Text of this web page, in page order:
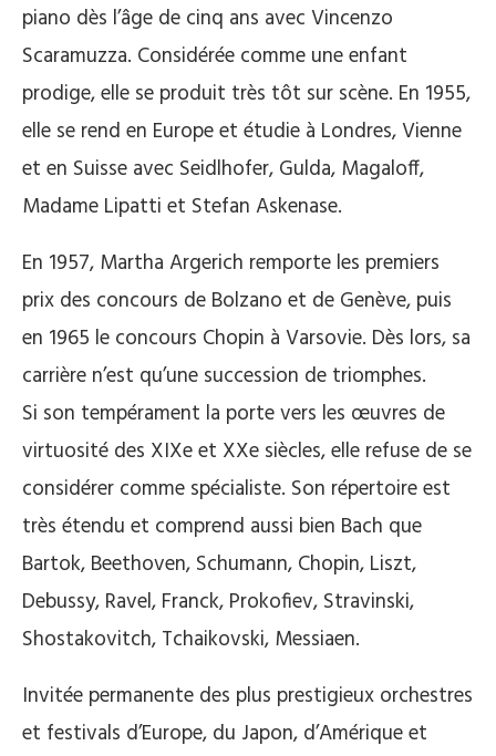
piano dès l’âge de cinq ans avec Vincenzo
Scaramuzza. Considérée comme une enfant
prodige, elle se produit très tôt sur scène. En 1955,
elle se rend en Europe et étudie à Londres, Vienne
et en Suisse avec Seidlhofer, Gulda, Magaloff,
Madame Lipatti et Stefan Askenase.
En 1957, Martha Argerich remporte les premiers
prix des concours de Bolzano et de Genève, puis
en 1965 le concours Chopin à Varsovie. Dès lors, sa
carrière n’est qu’une succession de triomphes.
Si son tempérament la porte vers les œuvres de
virtuosité des XIXe et XXe siècles, elle refuse de se
considérer comme spécialiste. Son répertoire est
très étendu et comprend aussi bien Bach que
Bartok, Beethoven, Schumann, Chopin, Liszt,
Debussy, Ravel, Franck, Prokofiev, Stravinski,
Shostakovitch, Tchaikovski, Messiaen.
Invitée permanente des plus prestigieux orchestres
et festivals d’Europe, du Japon, d’Amérique et